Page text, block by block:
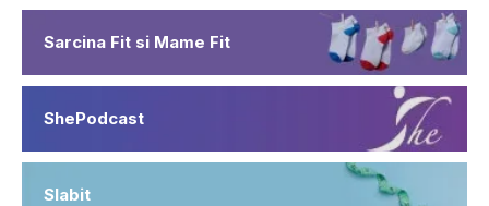
Sarcina Fit si Mame Fit
ShePodcast
Slabit